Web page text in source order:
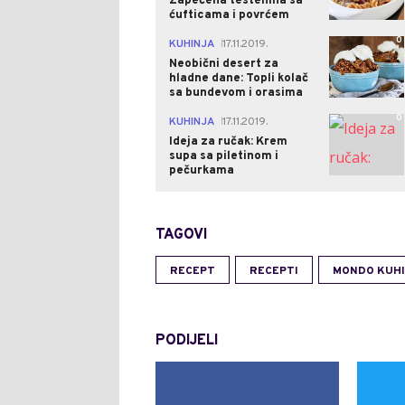
ćufticama i povrćem
KUHINJA 17.11.2019.
Neobični desert za
hladne dane: Topli kolač
sa bundevom i orasima
0
KUHINJA 17.11.2019.
Ideja za ručak: Krem
supa sa piletinom i
pečurkama
0
TAGOVI
RECEPT RECEPTI MONDO
PODIJELI